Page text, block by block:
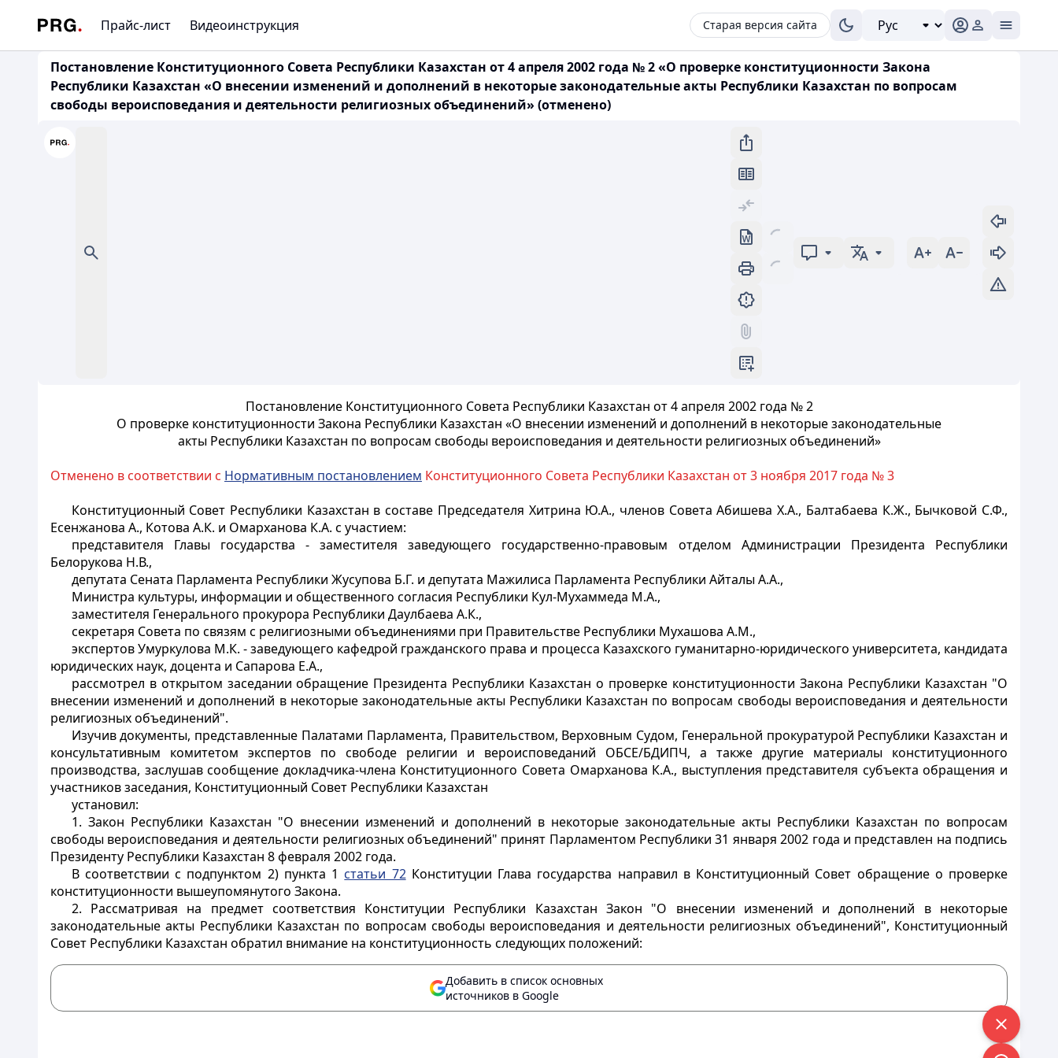
Прайс-лист Видеоинструкция Старая версия сайта
Постановление Конституционного Совета Республики Казахстан от 4 апреля 2002 года № 2 «О проверке конституционности Закона
Республики Казахстан «О внесении изменений и дополнений в некоторые законодательные акты Республики Казахстан по вопросам
свободы вероисповедания и деятельности религиозных объединений» (отменено)
Постановление Конституционного Совета Республики Казахстан от 4 апреля 2002 года № 2
О проверке конституционности Закона Республики Казахстан «О внесении изменений и дополнений в некоторые законодательные
акты Республики Казахстан по вопросам свободы вероисповедания и деятельности религиозных объединений»
Отменено в соответствии с Нормативным постановлением Конституционного Совета Республики Казахстан от 3 ноября 2017 года № 3
Конституционный Совет Республики Казахстан в составе Председателя Хитрина Ю.А., членов Совета Абишева Х.А., Балтабаева К.Ж., Бычковой С.Ф.,
Есенжанова А., Котова А.К. и Омарханова К.А. с участием:
представителя Главы государства - заместителя заведующего государственно-правовым отделом Администрации Президента Республики
Белорукова Н.В.,
депутата Сената Парламента Республики Жусупова Б.Г. и депутата Мажилиса Парламента Республики Айталы А.А.,
Министра культуры, информации и общественного согласия Республики Кул-Мухаммеда М.А.,
заместителя Генерального прокурора Республики Даулбаева А.К.,
секретаря Совета по связям с религиозными объединениями при Правительстве Республики Мухашова А.М.,
экспертов Умуркулова М.К. - заведующего кафедрой гражданского права и процесса Казахского гуманитарно-юридического университета, кандидата
юридических наук, доцента и Сапарова Е.А.,
рассмотрел в открытом заседании обращение Президента Республики Казахстан о проверке конституционности Закона Республики Казахстан "О
внесении изменений и дополнений в некоторые законодательные акты Республики Казахстан по вопросам свободы вероисповедания и деятельности
религиозных объединений".
Изучив документы, представленные Палатами Парламента, Правительством, Верховным Судом, Генеральной прокуратурой Республики Казахстан и
консультативным комитетом экспертов по свободе религии и вероисповеданий ОБСЕ/БДИПЧ, а также другие материалы конституционного
производства, заслушав сообщение докладчика-члена Конституционного Совета Омарханова К.А., выступления представителя субъекта обращения и
участников заседания, Конституционный Совет Республики Казахстан
установил:
1. Закон Республики Казахстан "О внесении изменений и дополнений в некоторые законодательные акты Республики Казахстан по вопросам
свободы вероисповедания и деятельности религиозных объединений" принят Парламентом Республики 31 января 2002 года и представлен на подпись
Президенту Республики Казахстан 8 февраля 2002 года.
В соответствии с подпунктом 2) пункта 1 статьи 72Конституции Глава государства направил в Конституционный Совет обращение о проверке
конституционности вышеупомянутого Закона.
2. Рассматривая на предмет соответствия Конституции Республики Казахстан Закон "О внесении изменений и дополнений в некоторые
законодательные акты Республики Казахстан по вопросам свободы вероисповедания и деятельности религиозных объединений", Конституционный
Совет Республики Казахстан обратил внимание на конституционность следующих положений:
Добавить в список основных
источников в Google